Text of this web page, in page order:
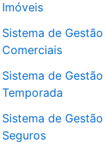
Imóveis
Sistema de
Comerciais
Sistema de
Temporada
Sistema de
Seguros